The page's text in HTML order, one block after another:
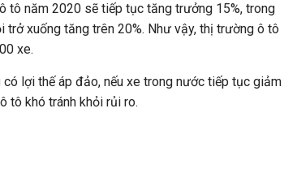
tô năm 2020 sẽ tiếp tục tăng trưởng 15%, trong
trở xuống tăng trên 20%. Như vậy, thị trường ô tô
xe.
có lợi thế áp đảo, nếu xe trong nước tiếp tục giảm
tô khó tránh khỏi rủi ro.